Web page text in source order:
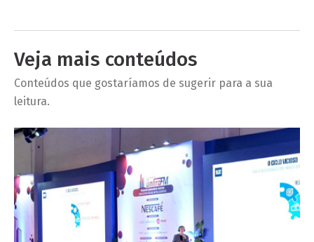
Veja mais conteúdos
Conteúdos que gostaríamos de sugerir para a sua
leitura.